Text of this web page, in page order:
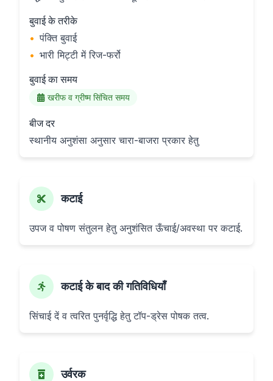
बुवाई के तरीके
• पंक्ति बुवाई
• भारी मिट्टी में रिज-फर्रो
बुवाई का समय
खरीफ व ग्रीष्म सिंचित समय
बीज दर
स्थानीय अनुशंसा अनुसार चारा-बाजरा प्रकार हेतु
कटाई
उपज व पोषण संतुलन हेतु अनुशंसित ऊँचाई/अवस्था पर कटाई.
कटाई के बाद की गतिविधियाँ
सिंचाई दें व त्वरित पुनर्वृद्धि हेतु टॉप-ड्रेस पोषक तत्व.
उर्वरक